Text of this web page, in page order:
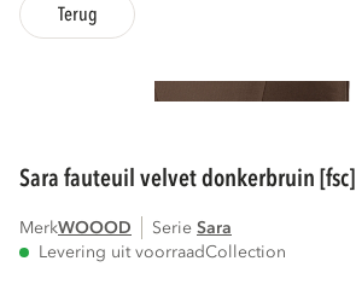
Terug
sara fauteuil velvet donkerbruin [fsc]
MerkWOOOD Serie
sara
Levering uit voorraadCollection